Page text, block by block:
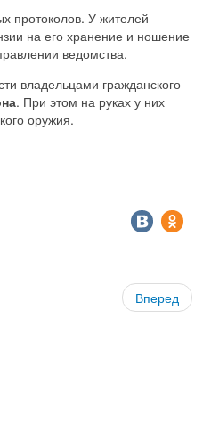
протоколов. У жителей
на его хранение и ношение
ведомства.
владельцами гражданского
. При этом на руках у них
оружия.
Вперед